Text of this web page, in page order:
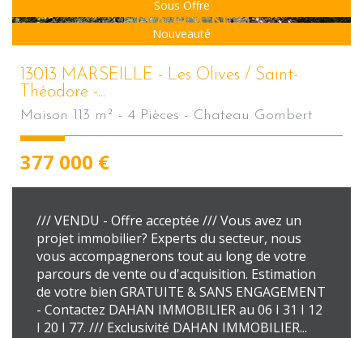
Sous Offre
Nouveauté
13013 MARSEILLE - Les Olives / Saint-
Théodore -...
Maison 113 m² - 4 Pièces - Chateau Gombert
377 000 €
/// VENDU - Offre acceptée /// Vous avez un
projet immobilier? Experts du secteur, nous
vous accompagnerons tout au long de votre
parcours de vente ou d'acquisition. Estimation
de votre bien GRATUITE & SANS ENGAGEMENT
- Contactez DAHAN IMMOBILIER au 06 I 31 I 12
I 20 I 77. /// Exclusivité DAHAN IMMOBILIER...